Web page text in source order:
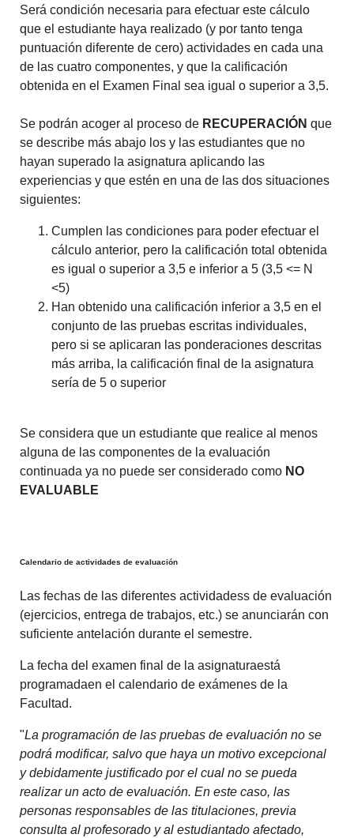
Será condición necesaria para efectuar este cálculo
que el estudiante haya realizado (y por tanto tenga
puntuación diferente de cero) actividades en cada una
de las cuatro componentes, y que la calificación
obtenida en el Examen Final sea igual o superior a 3,5.
Se podrán acoger al proceso de RECUPERACIÓN que
se describe más abajo los y las estudiantes que no
hayan superado la asignatura aplicando las
experiencias y que estén en una de las dos situaciones
siguientes:
Cumplen las condiciones para poder efectuar el
cálculo anterior, pero la calificación total obtenida
es igual o superior a 3,5 e inferior a 5 (3,5 <= N
<5)
Han obtenido una calificación inferior a 3,5 en el
conjunto de las pruebas escritas individuales,
pero si se aplicaran las ponderaciones descritas
más arriba, la calificación final de la asignatura
sería de 5 o superior
Se considera que un estudiante que realice al menos
alguna de las componentes de la evaluación
continuada ya no puede ser considerado como NO
EVALUABLE
Calendario de actividades de evaluación
Las fechas de las diferentes actividadess de evaluación
(ejercicios, entrega de trabajos, etc.) se anunciarán con
suficiente antelación durante el semestre.
La fecha del examen final de la asignaturaestá
programadaen el calendario de exámenes de la
Facultad.
"La programación de las pruebas de evaluación no se
podrá modificar, salvo que haya un motivo excepcional
y debidamente justificado por el cual no se pueda
realizar un acto de evaluación. En este caso, las
personas responsables de las titulaciones, previa
consulta al profesorado y al estudiantado afectado,